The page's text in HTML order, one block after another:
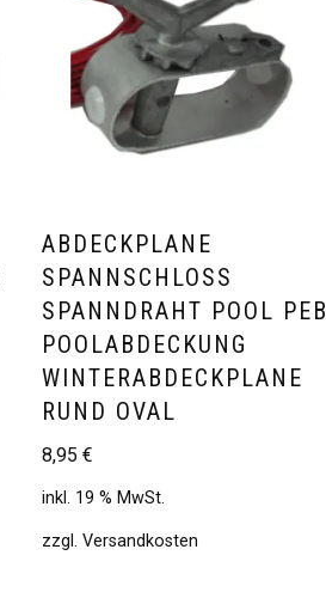
ABDECKPLANE
SPANNSCHLOSS
SPANNDRAHT POOL PEB
POOLABDECKUNG
WINTERABDECKPLANE
RUND OVAL
8,95 €
inkl. 19 % MwSt.
zzgl. Versandkosten